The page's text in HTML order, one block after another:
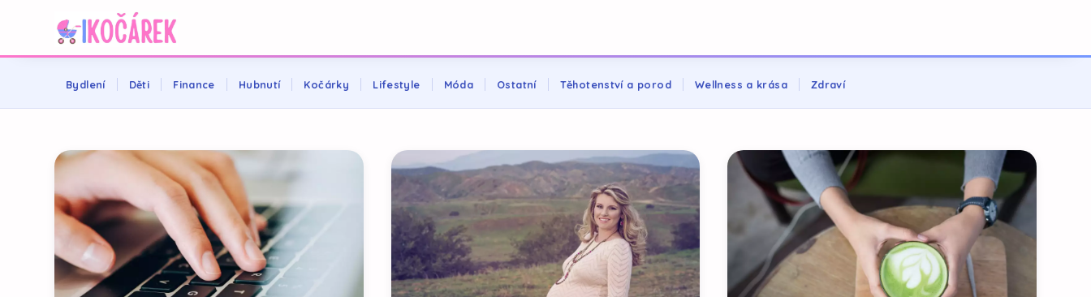
Bydlení Děti Finance Hubnutí Kočárky Lifestyle Móda Ostatní Těhotenství a porod Wellness a krása Zdraví